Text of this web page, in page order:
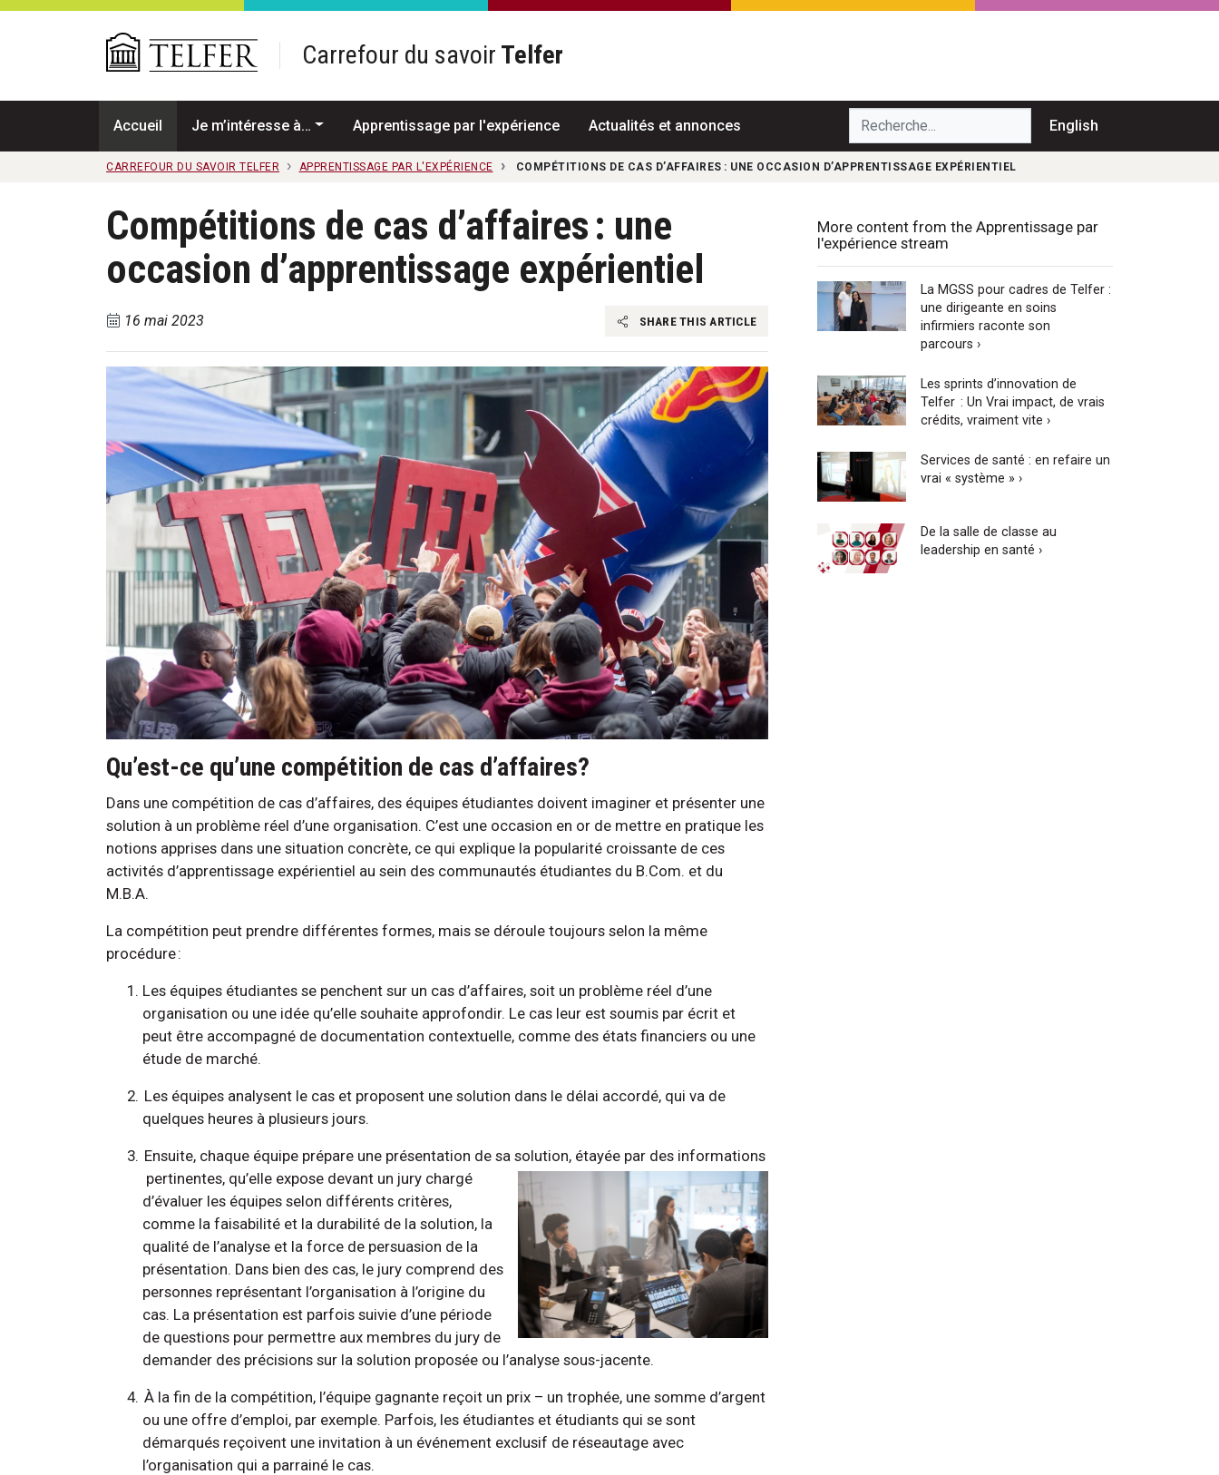
Passer au contenu principal
Carrefour du savoir Telfer
Accueil Je m’intéresse à… Apprentissage par l'expérience Actualités et annonces Recherche... English
CARREFOUR DU SAVOIR TELFER APPRENTISSAGE PAR L'EXPÉRIENCE COMPÉTITIONS DE CAS D’AFFAIRES : UNE OCCASION D’APPRENTISSAGE EXPÉRIENTIEL
Compétitions de cas d’affaires : une
occasion d’apprentissage expérientiel
16 mai 2023 SHARE THIS ARTICLE
Qu’est-ce qu’une compétition de cas d’affaires?
Dans une compétition de cas d’affaires, des équipes étudiantes doivent imaginer et présenter une
solution à un problème réel d’une organisation. C’est une occasion en or de mettre en pratique les
notions apprises dans une situation concrète, ce qui explique la popularité croissante de ces
activités d’apprentissage expérientiel au sein des communautés étudiantes du B.Com. et du
M.B.A.
La compétition peut prendre différentes formes, mais se déroule toujours selon la même
procédure :
Les équipes étudiantes se penchent sur un cas d’affaires, soit un problème réel d’une
organisation ou une idée qu’elle souhaite approfondir. Le cas leur est soumis par écrit et
peut être accompagné de documentation contextuelle, comme des états financiers ou une
étude de marché.
Les équipes analysent le cas et proposent une solution dans le délai accordé, qui va de
quelques heures à plusieurs jours.
Ensuite, chaque équipe prépare une présentation de sa solution, étayée par des informations
pertinentes, qu’elle expose devant un jury chargé
d’évaluer les équipes selon différents critères,
comme la faisabilité et la durabilité de la solution, la
qualité de l’analyse et la force de persuasion de la
présentation. Dans bien des cas, le jury comprend des
personnes représentant l’organisation à l’origine du
cas. La présentation est parfois suivie d’une période
de questions pour permettre aux membres du jury de
demander des précisions sur la solution proposée ou l’analyse sous-jacente.
À la fin de la compétition, l’équipe gagnante reçoit un prix – un trophée, une somme d’argent
ou une offre d’emploi, par exemple. Parfois, les étudiantes et étudiants qui se sont
démarqués reçoivent une invitation à un événement exclusif de réseautage avec
l’organisation qui a parrainé le cas.
More content from the Apprentissage par
l'expérience stream
La MGSS pour cadres de Telfer :
une dirigeante en soins
infirmiers raconte son
parcours ›
Les sprints d’innovation de
Telfer : Un Vrai impact, de vrais
crédits, vraiment vite ›
Services de santé : en refaire un
vrai « système » ›
De la salle de classe au
leadership en santé ›